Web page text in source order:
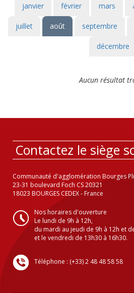
janvier février mars
juillet août septembre
décembre
Aucun résultat
Contactez le siège
Communauté d'agglomération Bourges
23-31 boulevard Foch CS 20321
18023 BOURGES CEDEX - France
Nos horaires d'ouverture
Le lundi de 9h à 12h,
du mardi au jeudi de 9h à 12h et
et le vendredi de 13h30 à 16h30.
Téléphone : (+33) 2 48 48 58 58